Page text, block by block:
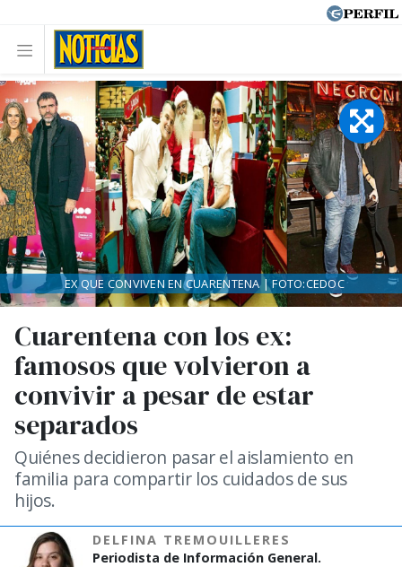
Cuarentena con los ex:
famosos que volvieron a
convivir a pesar de estar
separados
Quiénes decidieron pasar el aislamiento en
familia para compartir los cuidados de sus
hijos.
DELFINA TREMOUILLERES
Periodista de Información General.
EX QUE CONVIVEN EN CUARENTENA | FOTO:CEDOC